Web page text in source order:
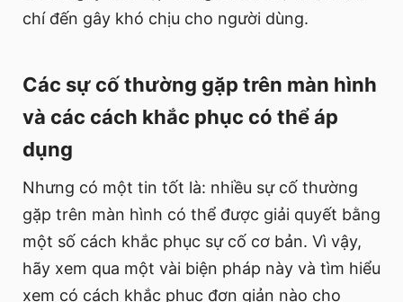
chí đến gây khó chịu cho người dùng.
Các sự cố thường gặp trên màn hình
và các cách khắc phục có thể áp
dụng
Nhưng có một tin tốt là: nhiều sự cố thường
gặp trên màn hình có thể được giải quyết bằng
một số cách khắc phục sự cố cơ bản. Vì vậy,
hãy xem qua một vài biện pháp này và tìm hiểu
xem có cách khắc phục đơn giản nào cho